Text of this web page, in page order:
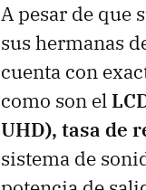
A pesar de que
sus hermanas
cuenta con
como son el
UHD), tasa de
sistema de